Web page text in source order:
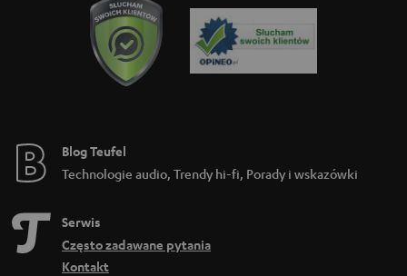
Blog Teufel
Technologie audio, Trendy hi-fi, Porady i wskazówki
Serwis
Często zadawane pytania
Kontakt